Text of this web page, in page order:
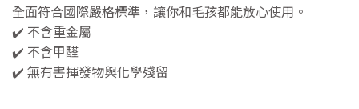
全面符合國際嚴格標準，讓你和毛孩都能放心使用。
✔️ 不含重金屬
✔️ 不含甲醛
✔️ 無有害揮發物與化學殘留